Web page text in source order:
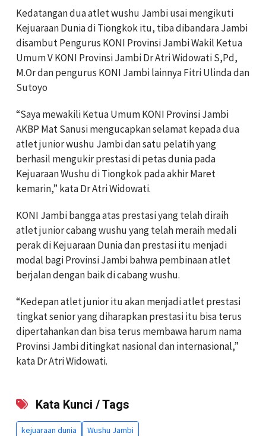
Kedatangan dua atlet wushu Jambi usai mengikuti
Kejuaraan Dunia di Tiongkok itu, tiba dibandara Jambi
disambut Pengurus KONI Provinsi Jambi Wakil Ketua
Umum V KONI Provinsi Jambi Dr Atri Widowati S,Pd,
M.Or dan pengurus KONI Jambi lainnya Fitri Ulinda dan
Sutoyo
“Saya mewakili Ketua Umum KONI Provinsi Jambi
AKBP Mat Sanusi mengucapkan selamat kepada dua
atlet junior wushu Jambi dan satu pelatih yang
berhasil mengukir prestasi di petas dunia pada
Kejuaraan Wushu di Tiongkok pada akhir Maret
kemarin,” kata Dr Atri Widowati.
KONI Jambi bangga atas prestasi yang telah diraih
atlet junior cabang wushu yang telah meraih medali
perak di Kejuaraan Dunia dan prestasi itu menjadi
modal bagi Provinsi Jambi bahwa pembinaan atlet
berjalan dengan baik di cabang wushu.
“Kedepan atlet junior itu akan menjadi atlet prestasi
tingkat senior yang diharapkan prestasi itu bisa terus
dipertahankan dan bisa terus membawa harum nama
Provinsi Jambi ditingkat nasional dan internasional,”
kata Dr Atri Widowati.
Kata Kunci / Tags
kejuaraan dunia Wushu Jambi